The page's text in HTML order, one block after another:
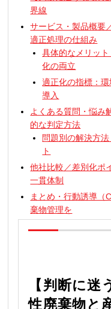
界線
サービス・製品概要
適正処理の仕組み
具体的なメリッ
化の両立
適正化の指標：
導入
よくある質問・悩み
的な判定方法
問題別の解決方
ト
他社比較／差別化ポ
一貫体制
まとめ・行動誘導（
棄物管理を
【判断に迷
性廃棄物と